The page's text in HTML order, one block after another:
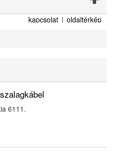
kapcsolat
oldaltérkép
6111.